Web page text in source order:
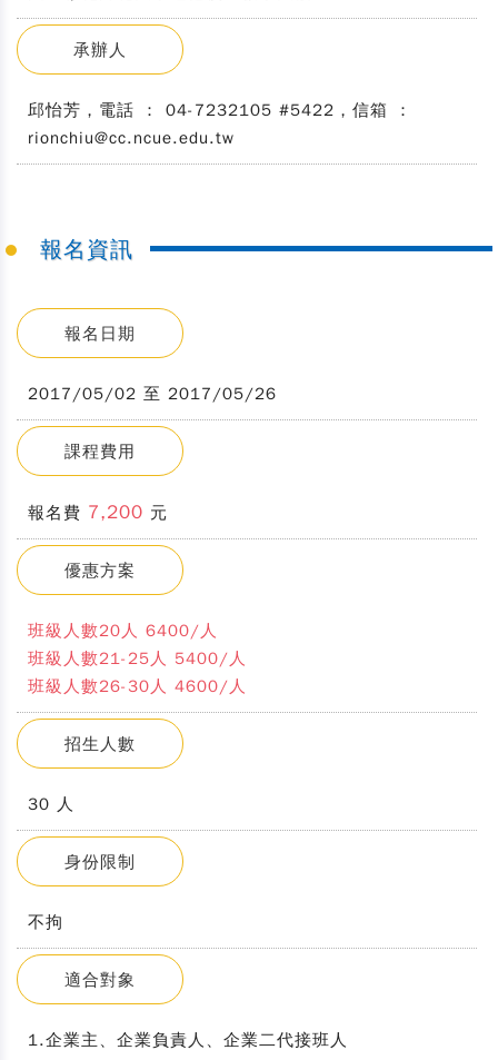
承辦人
邱怡芳，電話 ： 04-7232105 #5422，信箱 ：
rionchiu@cc.ncue.edu.tw
報名資訊
報名日期
2017/05/02 至 2017/05/26
課程費用
報名費 7,200 元
優惠方案
班級人數20人 6400/人
班級人數21-25人 5400/人
班級人數26-30人 4600/人
招生人數
30 人
身份限制
不拘
適合對象
1.企業主、企業負責人、企業二代接班人